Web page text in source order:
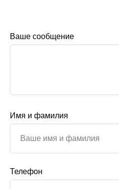
Ваше сообщение
Имя и фамилия
Телефон